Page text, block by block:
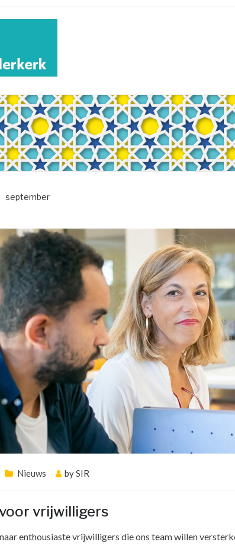
september
Nieuws bySIR
vrijwilligers
enthousiaste vrijwilligers die ons team willen